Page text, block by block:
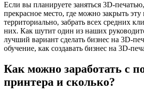
Если вы планируете заняться 3D-
прекрасное место, где можно закрыть
территориально, забрать всех средних
них. Как шутит один из наших
лучший вариант сделать бизнес на 3D-
обучение, как создавать бизнес на 3D-
Как можно заработать с
принтера и сколько?